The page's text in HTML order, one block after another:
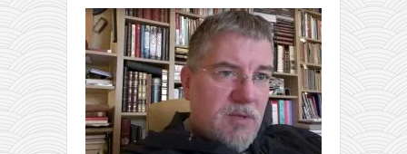
историја каратеа
бубиши
карате
кихон
наиханчи